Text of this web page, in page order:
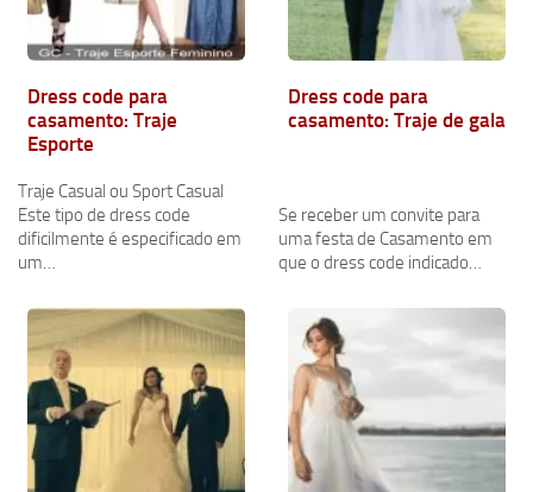
Dress code para
casamento: Traje
Esporte
Traje Casual ou Sport Casual
Este tipo de dress code
dificilmente é especificado em
um…
Dress code para
casamento: Traje de gala
Se receber um convite para
uma festa de Casamento em
que o dress code indicado…